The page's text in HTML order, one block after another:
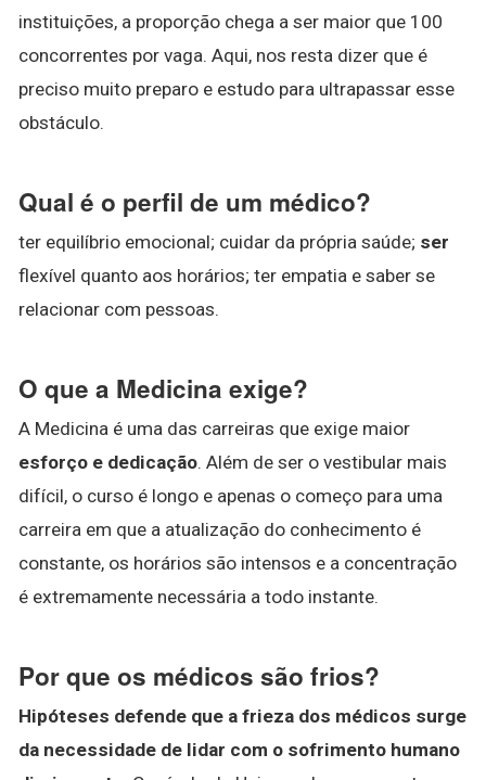
instituições, a proporção chega a ser maior que 100
concorrentes por vaga. Aqui, nos resta dizer que é
preciso muito preparo e estudo para ultrapassar esse
obstáculo.
Qual é o perfil de um médico?
ter equilíbrio emocional; cuidar da própria saúde; ser
flexível quanto aos horários; ter empatia e saber se
relacionar com pessoas.
O que a Medicina exige?
A Medicina é uma das carreiras que exige maior
esforço e dedicação. Além de ser o vestibular mais
difícil, o curso é longo e apenas o começo para uma
carreira em que a atualização do conhecimento é
constante, os horários são intensos e a concentração
é extremamente necessária a todo instante.
Por que os médicos são frios?
Hipóteses defende que a frieza dos médicos surge
da necessidade de lidar com o sofrimento humano